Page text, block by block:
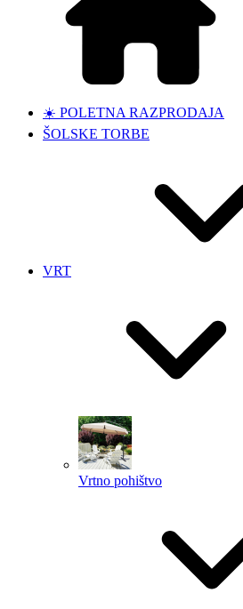
☀️ POLETNA RAZPRODAJA
ŠOLSKE TORBE
VRT
Vrtno pohištvo